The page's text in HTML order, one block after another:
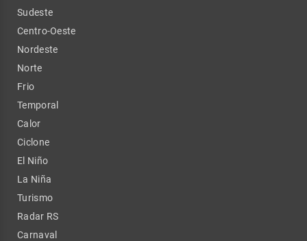
Sudeste
Centro-Oeste
Nordeste
Norte
Frio
Temporal
Calor
Ciclone
El Niño
La Niña
Turismo
Radar RS
Carnaval